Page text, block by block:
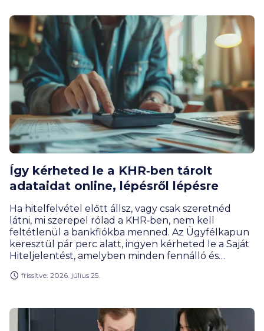
Így kérheted le a KHR‑ben tárolt
adataidat online, lépésről lépésre
Ha hitelfelvétel előtt állsz, vagy csak szeretnéd
látni, mi szerepel rólad a KHR‑ben, nem kell
feltétlenül a bankfiókba menned. Az Ügyfélkapun
keresztül pár perc alatt, ingyen kérheted le a Saját
Hiteljelentést, amelyben minden fennálló és
is átláthatóan szerepelnek. Az alábbi gyakorlati
otthonról.
frissítve: 2026. július 25.